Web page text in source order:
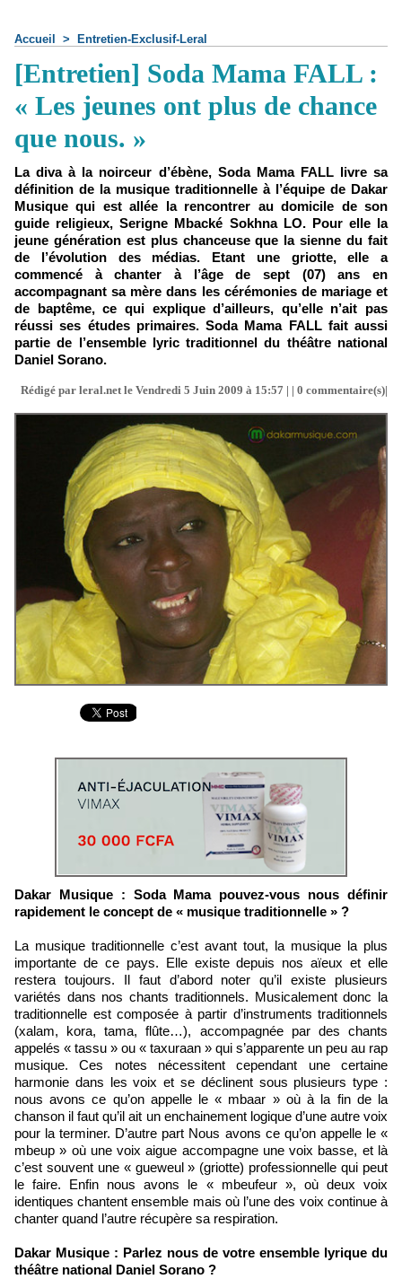
Accueil > Entretien-Exclusif-Leral
[Entretien] Soda Mama FALL :
« Les jeunes ont plus de chance
que nous. »
La diva à la noirceur d’ébène, Soda Mama FALL livre sa
définition de la musique traditionnelle à l’équipe de Dakar
Musique qui est allée la rencontrer au domicile de son
guide religieux, Serigne Mbacké Sokhna LO. Pour elle la
jeune génération est plus chanceuse que la sienne du fait
de l’évolution des médias. Etant une griotte, elle a
commencé à chanter à l’âge de sept (07) ans en
accompagnant sa mère dans les cérémonies de mariage et
de baptême, ce qui explique d’ailleurs, qu’elle n’ait pas
réussi ses études primaires. Soda Mama FALL fait aussi
partie de l’ensemble lyric traditionnel du théâtre national
Daniel Sorano.
Rédigé par leral.net le Vendredi 5 Juin 2009 à 15:57 | | 0 commentaire(s)|
Dakar Musique : Soda Mama pouvez-vous nous définir
rapidement le concept de « musique traditionnelle » ?
La musique traditionnelle c’est avant tout, la musique la plus
importante de ce pays. Elle existe depuis nos aïeux et elle
restera toujours. Il faut d’abord noter qu’il existe plusieurs
variétés dans nos chants traditionnels. Musicalement donc la
traditionnelle est composée à partir d’instruments traditionnels
(xalam, kora, tama, flûte…), accompagnée par des chants
appelés « tassu » ou « taxuraan » qui s’apparente un peu au rap
musique. Ces notes nécessitent cependant une certaine
harmonie dans les voix et se déclinent sous plusieurs type :
nous avons ce qu’on appelle le « mbaar » où à la fin de la
chanson il faut qu’il ait un enchainement logique d’une autre voix
pour la terminer. D’autre part Nous avons ce qu’on appelle le «
mbeup » où une voix aigue accompagne une voix basse, et là
c’est souvent une « gueweul » (griotte) professionnelle qui peut
le faire. Enfin nous avons le « mbeufeur », où deux voix
identiques chantent ensemble mais où l’une des voix continue à
chanter quand l’autre récupère sa respiration.
Dakar Musique : Parlez nous de votre ensemble lyrique du
théâtre national Daniel Sorano ?